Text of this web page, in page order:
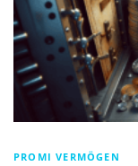
PROMI VERMÖGEN